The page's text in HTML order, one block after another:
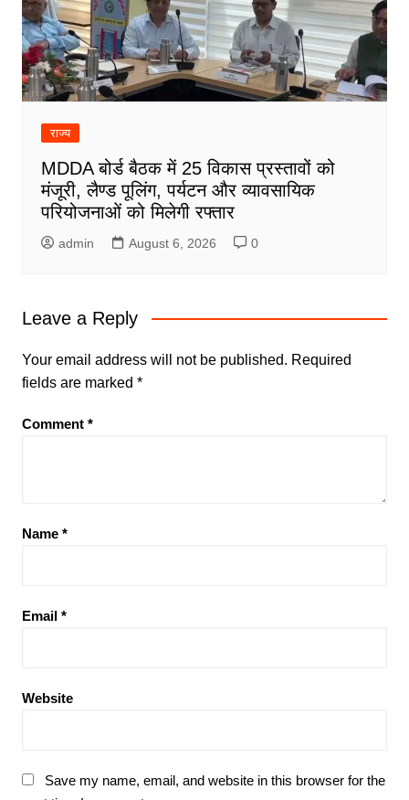
राज्य
MDDA बोर्ड बैठक में 25 विकास प्रस्तावों को
मंजूरी, लैण्ड पूलिंग, पर्यटन और व्यावसायिक
परियोजनाओं को मिलेगी रफ्तार
admin August 6, 2026 0
Leave a Reply
Your email address will not be published. Required
fields are marked *
Comment *
Name *
Email *
Website
Save my name, email, and website in this browser for the